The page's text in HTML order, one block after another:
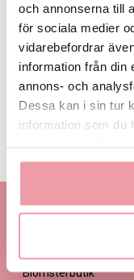
och annonserna till
för sociala medier
vidarebefordrar
information från din
annons- och
Dessa kan i sin tur
information som du
Produktinformation
Kontakta oss
Ansökan -
Blomsterbutik